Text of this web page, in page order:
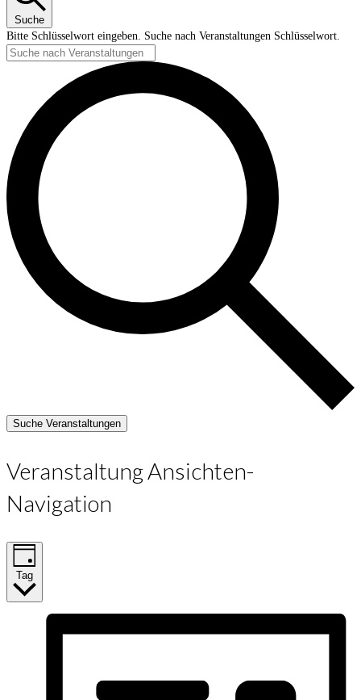
Suche
Bitte Schlüsselwort eingeben. Suche nach Veranstaltungen Schlüsselwort.
Suche Veranstaltungen
Veranstaltung Ansichten-
Navigation
Tag